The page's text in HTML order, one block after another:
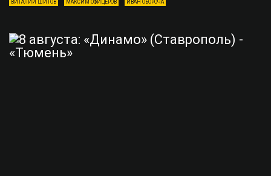
ВИТАЛИЙ ШИТОВ МАКСИМ ОФИЦЕРОВ ИВАН ОБОРОЧА